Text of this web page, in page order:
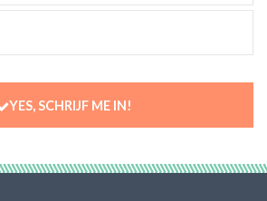
YES, SCHRIJF ME IN!